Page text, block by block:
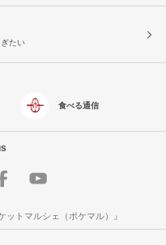
たい
食べる通信
ットマルシェ（ポケマル）』